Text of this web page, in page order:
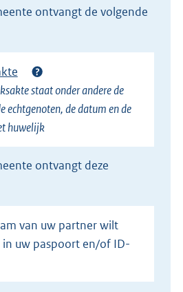
staat onder andere de
echtgenoten, de datum en de
huwelijk
uw paspoort en/of ID-